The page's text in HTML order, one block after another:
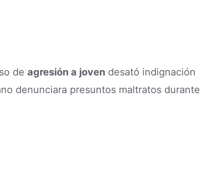
de agresión a joven desató indignación
denunciara presuntos maltratos durante